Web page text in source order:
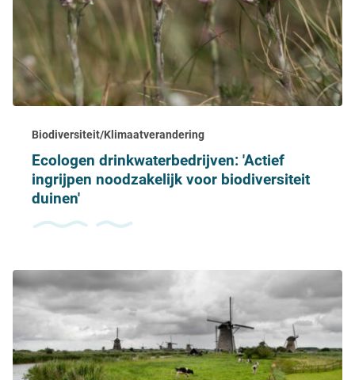
Biodiversiteit/Klimaatverandering
Ecologen drinkwaterbedrijven: 'Actief
ingrijpen noodzakelijk voor biodiversiteit
duinen'